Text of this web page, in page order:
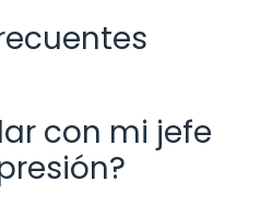
con mi jefe